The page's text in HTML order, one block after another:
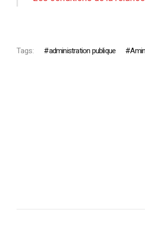
Tags: administration publique